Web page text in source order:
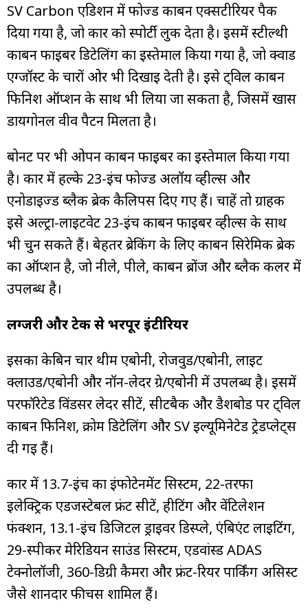
SV Carbon एडिशन में फोर्ज्ड कार्बन एक्सटीरियर पैक
दिया गया है, जो कार को स्पोर्टी लुक देता है। इसमें स्टील्थी
कार्बन फाइबर डिटेलिंग का इस्तेमाल किया गया है, जो क्वाड
एग्जॉस्ट के चारों ओर भी दिखाई देती है। इसे ट्विल कार्बन
फिनिश ऑप्शन के साथ भी लिया जा सकता है, जिसमें खास
डायगोनल वीव पैटर्न मिलता है।
बोनट पर भी ओपन कार्बन फाइबर का इस्तेमाल किया गया
है। कार में हल्के 23-इंच फोर्ज्ड अलॉय व्हील्स और
एनोडाइज्ड ब्लैक ब्रेक कैलिपर्स दिए गए हैं। चाहें तो ग्राहक
इसे अल्ट्रा-लाइटवेट 23-इंच कार्बन फाइबर व्हील्स के साथ
भी चुन सकते हैं। बेहतर ब्रेकिंग के लिए कार्बन सिरेमिक ब्रेक
का ऑप्शन है, जो नीले, पीले, कार्बन ब्रोंज और ब्लैक कलर में
उपलब्ध है।
लग्जरी और टेक से भरपूर इंटीरियर
इसका केबिन चार थीम एबोनी, रोजवुड/एबोनी, लाइट
क्लाउड/एबोनी और नॉन-लेदर ग्रे/एबोनी में उपलब्ध है। इसमें
परफॉरेटेड विंडसर लेदर सीटें, सीटबैक और डैशबोर्ड पर ट्विल
कार्बन फिनिश, क्रोम डिटेलिंग और SV इल्यूमिनेटेड ट्रेडप्लेट्स
दी गई हैं।
कार में 13.7-इंच का इंफोटेनमेंट सिस्टम, 22-तरफा
इलेक्ट्रिक एडजस्टेबल फ्रंट सीटें, हीटिंग और वेंटिलेशन
फंक्शन, 13.1-इंच डिजिटल ड्राइवर डिस्प्ले, एंबिएंट लाइटिंग,
29-स्पीकर मेरिडियन साउंड सिस्टम, एडवांस्ड ADAS
टेक्नोलॉजी, 360-डिग्री कैमरा और फ्रंट-रियर पार्किंग असिस्ट
जैसे शानदार फीचर्स शामिल हैं।